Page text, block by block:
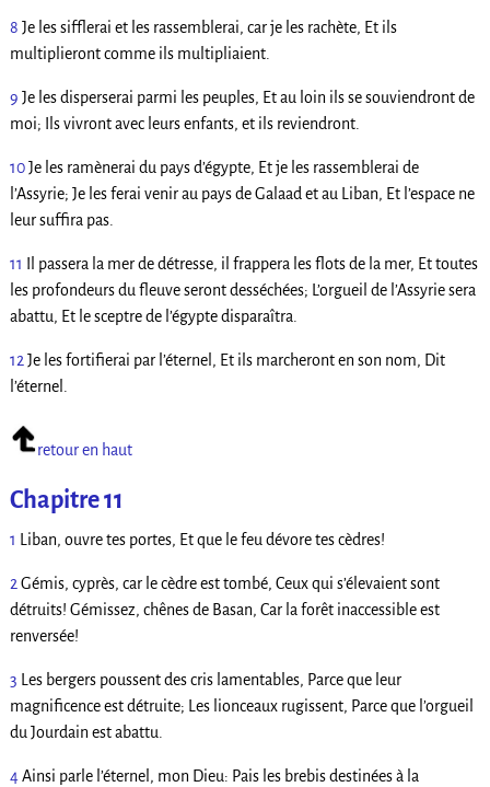
8 Je les sifflerai et les rassemblerai, car je les rachète, Et ils
multiplieront comme ils multipliaient.
9 Je les disperserai parmi les peuples, Et au loin ils se souviendront de
moi; Ils vivront avec leurs enfants, et ils reviendront.
10Je les ramènerai du pays d’égypte, Et je les rassemblerai de
l’Assyrie; Je les ferai venir au pays de Galaad et au Liban, Et l’espace ne
leur suffira pas.
11
Il passera la mer de détresse, il frappera les flots de la mer, Et toutes
les profondeurs du fleuve seront desséchées; L’orgueil de l’Assyrie sera
abattu, Et le sceptre de l’égypte disparaîtra.
12 Je les fortifierai par l’éternel, Et ils marcheront en son nom, Dit
l’éternel.
retour en haut
Chapitre 11
1 Liban, ouvre tes portes, Et que le feu dévore tes cèdres!
2 Gémis, cyprès, car le cèdre est tombé, Ceux qui s’élevaient sont
détruits! Gémissez, chênes de Basan, Car la forêt inaccessible est
renversée!
3 Les bergers poussent des cris lamentables, Parce que leur
magnificence est détruite; Les lionceaux rugissent, Parce que l’orgueil
du Jourdain est abattu.
4Ainsi parle l’éternel, mon Dieu: Pais les brebis destinées à la